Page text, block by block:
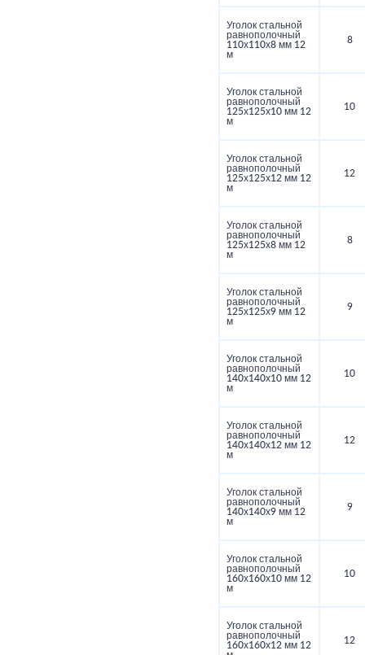
Уголок стальной
равнополочный
110х110х8 мм 12
м
8
Уголок стальной
равнополочный
125х125х10 мм 12
м
10
Уголок стальной
равнополочный
125х125х12 мм 12
м
12
Уголок стальной
равнополочный
125х125х8 мм 12
м
8
Уголок стальной
равнополочный
125х125х9 мм 12
м
9
Уголок стальной
равнополочный
140х140х10 мм 12
м
10
Уголок стальной
равнополочный
140х140х12 мм 12
м
12
Уголок стальной
равнополочный
140х140х9 мм 12
м
9
Уголок стальной
равнополочный
160х160х10 мм 12
м
10
Уголок стальной
равнополочный
160х160х12 мм 12
12